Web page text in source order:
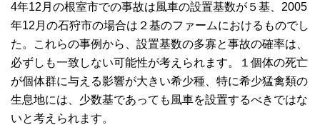
4年12月の根室市での事故は風車の設置基数が５基、2005
年12月の石狩市の場合は２基のファームにおけるものでし
た。これらの事例から、設置基数の多寡と事故の確率は、
必ずしも一致しない可能性が考えられます。１個体の死亡
が個体群に与える影響が大きい希少種、特に希少猛禽類の
生息地には、少数基であっても風車を設置するべきではな
いと考えられます。